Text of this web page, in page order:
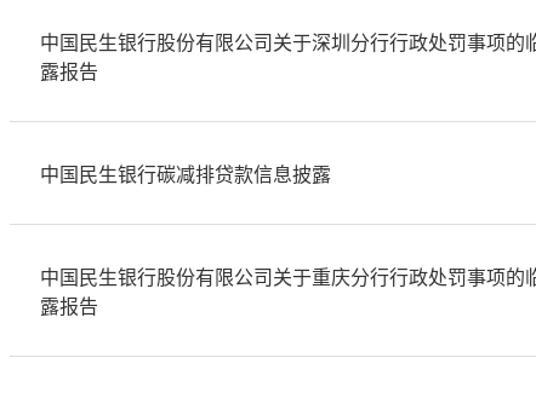
中国民生银行股份有限公司关于深圳分行行政处罚事项的
露报告
中国民生银行碳减排贷款信息披露
中国民生银行股份有限公司关于重庆分行行政处罚事项的
露报告